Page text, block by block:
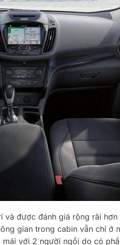
được đánh giá rộng rãi
gian trong cabin vẫn chỉ ở
với 2 người ngồi do có